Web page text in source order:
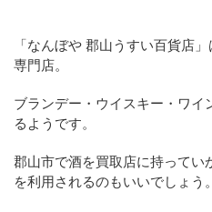
「なんぼや 郡山うすい百貨店
専門店。
ブランデー・ウイスキー・ワイ
るようです。
郡山市で酒を買取店に持ってい
を利用されるのもいいでしょう。